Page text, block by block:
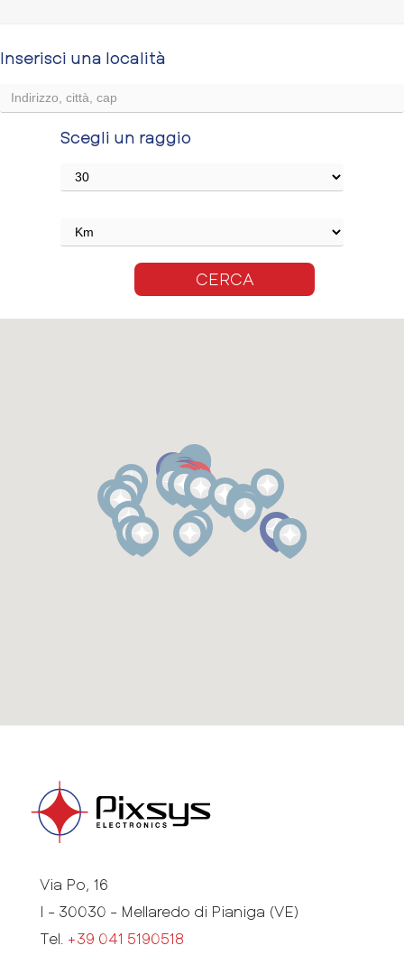
Inserisci una località
Scegli un raggio
CERCA
Via Po, 16
I - 30030 - Mellaredo di Pianiga (VE)
Tel. +39 041 5190518